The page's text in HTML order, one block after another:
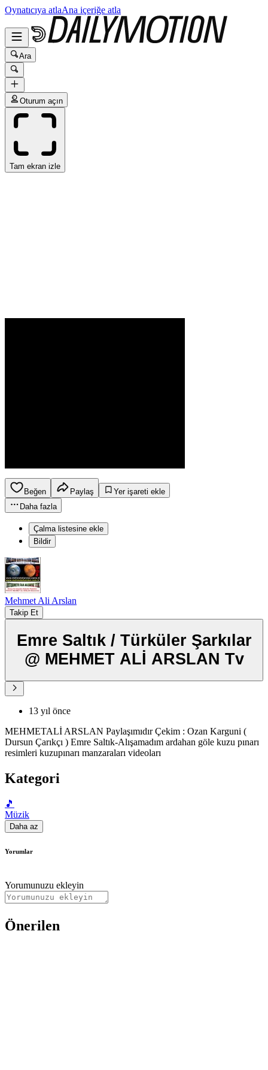
Oynatıcıya atlaAna içeriğe atla
Ara
Oturum açın
Tam ekran izle
Beğen Paylaş
Yer işareti ekle
Daha fazla
Çalma listesine ekle
Bildir
Mehmet Ali Arslan
Takip Et
Emre Saltık / Türküler Şarkılar
@ MEHMET ALİ ARSLAN Tv
13 yıl önce
MEHMETALİ ARSLAN Paylaşımıdır Çekim : Ozan Karguni (
Dursun Çarıkçı ) Emre Saltık-Alışamadım ardahan göle kuzu pınarı
resimleri kuzupınarı manzaraları videoları
Kategori
🎵
Müzik
Daha az
Yorumlar
Yorumunuzu ekleyin
Önerilen